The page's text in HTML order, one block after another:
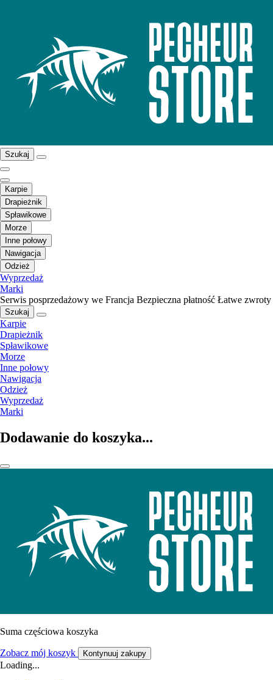
Szukaj
Karpie
Drapieżnik
Spławikowe
Morze
Inne połowy
Nawigacja
Odzież
Wyprzedaż
Marki
Serwis posprzedażowy we Francja Bezpieczna płatność Łatwe zwroty
Szukaj
Karpie
Drapieżnik
Spławikowe
Morze
Inne połowy
Nawigacja
Odzież
Wyprzedaż
Marki
Dodawanie do koszyka...
Suma częściowa koszyka
Zobacz mój koszyk Kontynuuj zakupy
Loading...